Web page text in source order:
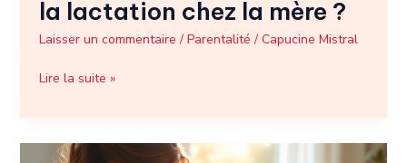
la lactation chez la mère ?
Laisser un commentaire / Parentalité / Capucine Mistral
Lire la suite »
Bébé